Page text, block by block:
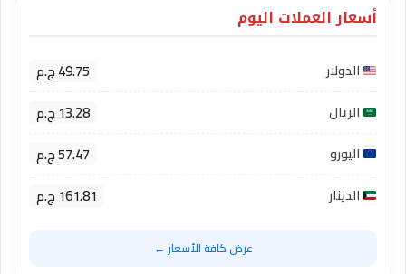
أسعار العملات اليوم
الدولار 49.75 ج.م
الريال 13.28 ج.م
اليورو 57.47 ج.م
الدينار 161.81 ج.م
عرض كافة الأسعار ←